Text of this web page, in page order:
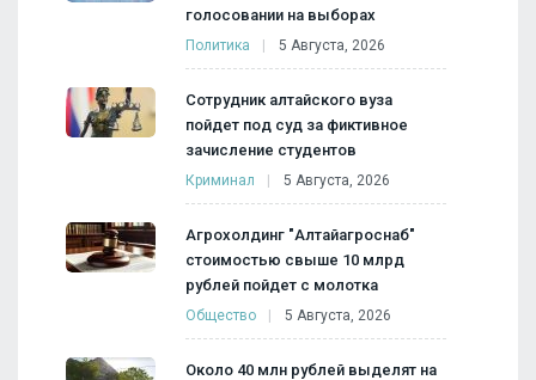
голосовании на выборах
Политика 5 Августа, 2026
Сотрудник алтайского вуза
пойдет под суд за фиктивное
зачисление студентов
Криминал 5 Августа, 2026
Агрохолдинг "Алтайагроснаб"
стоимостью свыше 10 млрд
рублей пойдет с молотка
Общество 5 Августа, 2026
Около 40 млн рублей выделят на